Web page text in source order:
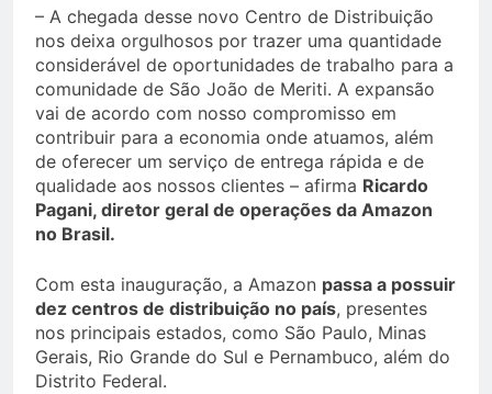
– A chegada desse novo Centro de Distribuição
nos deixa orgulhosos por trazer uma quantidade
considerável de oportunidades de trabalho para a
comunidade de São João de Meriti. A expansão
vai de acordo com nosso compromisso em
contribuir para a economia onde atuamos, além
de oferecer um serviço de entrega rápida e de
qualidade aos nossos clientes – afirma Ricardo
Pagani, diretor geral de operações da Amazon
no Brasil.
Com esta inauguração, a Amazon passa a possuir
dez centros de distribuição no país, presentes
nos principais estados, como São Paulo, Minas
Gerais, Rio Grande do Sul e Pernambuco, além do
Distrito Federal.